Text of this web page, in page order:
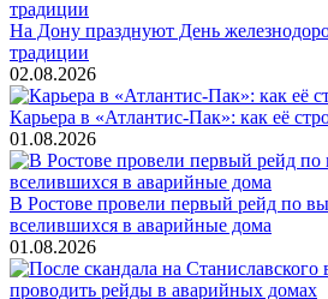
На Дону празднуют День
традиции
02.08.2026
Карьера в «Атлантис-Пак»: как её
01.08.2026
В Ростове провели первый рейд по
вселившихся в аварийные дома
01.08.2026